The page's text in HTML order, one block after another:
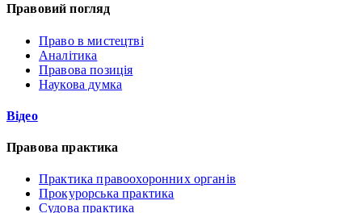
Правовий погляд
Право в мистецтві
Аналітика
Правова позиція
Наукова думка
Відео
Правова практика
Практика правоохоронних органів
Прокурорська практика
Судова практика